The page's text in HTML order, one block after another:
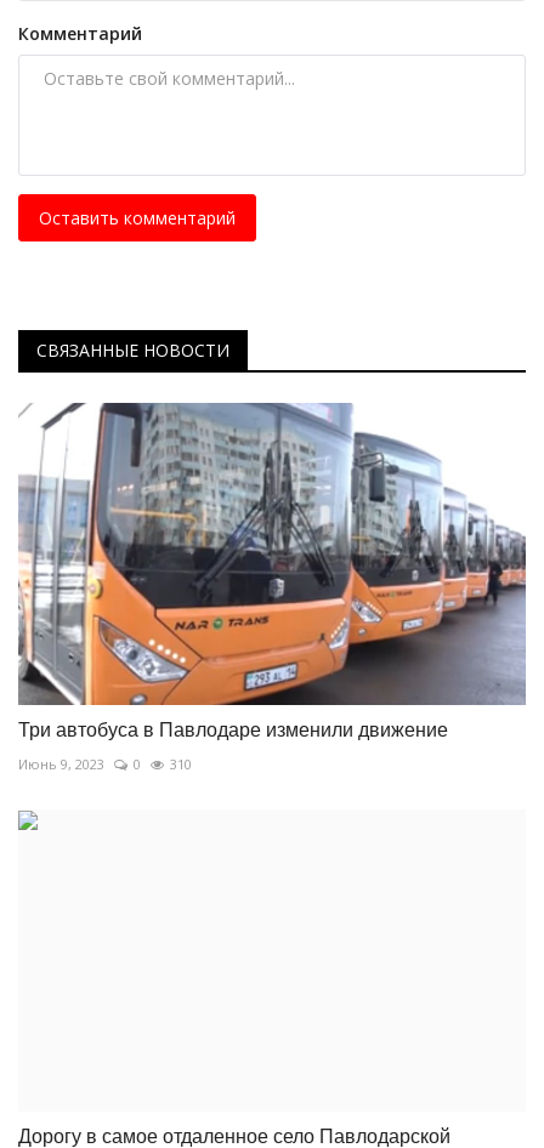
Комментарий
Оставить комментарий
СВЯЗАННЫЕ НОВОСТИ
Три автобуса в Павлодаре изменили движение
Июнь 9, 2023 0 310
Дорогу в самое отдаленное село Павлодарской